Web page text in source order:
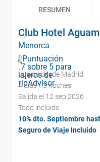
RESUMEN
Club Hotel
Menorca
Vuelos desde Madrid
4 días / 3 noches
Salida el 12 sep 2026
Todo incluido
10% dto. Septiembre
Seguro de Viaje Incluido